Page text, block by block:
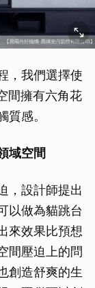
，我們選擇使
間擁有六角花
感。
域空間
，設計師提出
以做為貓跳台
來效果比預想
間壓迫上的問
創造舒爽的生